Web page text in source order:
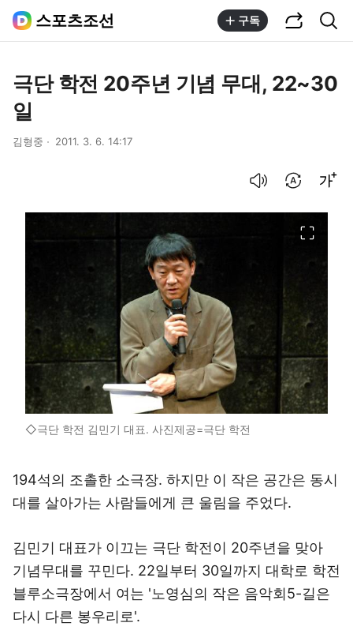
스포츠조선 구독
극단 학전 20주년 기념 무대, 22~30
일
김형중 2011. 3. 6. 14:17
◇극단 학전 김민기 대표. 사진제공=극단 학전
194석의 조촐한 소극장. 하지만 이 작은 공간은 동시
대를 살아가는 사람들에게 큰 울림을 주었다.
김민기 대표가 이끄는 극단 학전이 20주년을 맞아
기념무대를 꾸민다. 22일부터 30일까지 대학로 학전
블루소극장에서 여는 '노영심의 작은 음악회5-길은
다시 다른 봉우리로'.